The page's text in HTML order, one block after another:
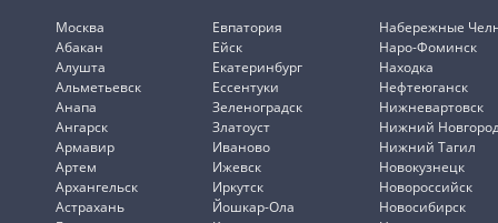
Москва
Абакан
Алушта
Альметьевск
Анапа
Ангарск
Армавир
Артем
Архангельск
Астрахань
Евпатория
Ейск
Екатеринбург
Ессентуки
Зеленоградск
Златоуст
Иваново
Ижевск
Иркутск
Йошкар-Ола
Набережные
Наро-Фоминск
Находка
Нефтеюганск
Нижневартовск
Нижний
Нижний Тагил
Новокузнецк
Новороссийск
Новосибирск